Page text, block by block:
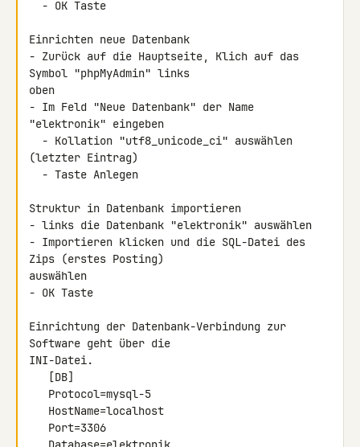
Einrichten neue Datenbank
- Zurück auf die Hauptseite, Klich auf das
Symbol "phpMyAdmin" links
oben
- Im Feld "Neue Datenbank" der Name
"elektronik" eingeben
(letzter Eintrag)
Struktur in Datenbank importieren
- links die Datenbank "elektronik" auswählen
- Importieren klicken und die SQL-Datei des
Zips (erstes Posting)
auswählen
- OK Taste
Einrichtung der Datenbank-Verbindung zur
Software geht über die
INI-Datei.